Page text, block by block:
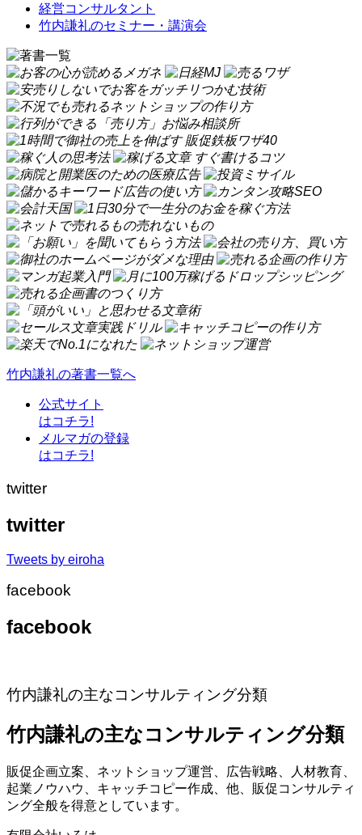
経営コンサルタント
竹内謙礼のセミナー・講演会
竹内謙礼の著書一覧へ
公式サイト
はコチラ!
メルマガの登録
はコチラ!
twitter
twitter
Tweets by eiroha
facebook
facebook
竹内謙礼の主なコンサルティング分類
竹内謙礼の主なコンサルティング分類
販促企画立案、ネットショップ運営、広告戦略、人材教育、
起業ノウハウ、キャッチコピー作成、他、販促コンサルティ
ング全般を得意としています。